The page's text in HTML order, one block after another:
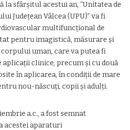
la sfârşitul acestui an, “Unitatea de
Judeţean Vâlcea (UPU)” va fi
multifuncţional de
pentru imagistică, măsurare şi
uman, care va putea fi
clinice, precum şi cu două
în aplicarea, în condiţii de mare
nou-născuţi, copii şi adulţi.
a.c., a fost semnat
acestei aparaturi